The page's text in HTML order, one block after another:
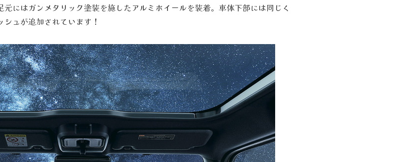
にはガンメタリック塗装を施したアルミホイールを装着。車体下部には同じく
ュが追加されています！